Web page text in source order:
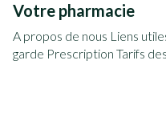
Votre pharmacie
A propos de nous Liens
garde Prescription Tarifs